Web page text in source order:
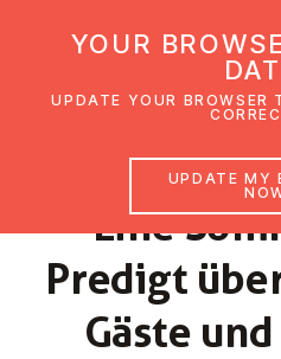
Eine
Predigt
Gäste
FAITH
YOUR
UPDATE YOUR BROWSER
UPDATE MY